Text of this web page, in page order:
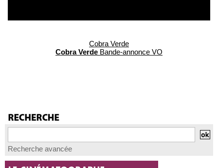
Cobra Verde
Cobra Verde Bande-annonce VO
Recherche avancée